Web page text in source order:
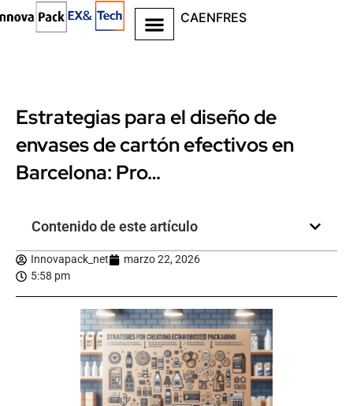
CAENFRES
Estrategias para el diseño de
envases de cartón efectivos en
Barcelona: Pro…
Contenido de este artículo
Innovapack_net
marzo 22, 2026
5:58 pm